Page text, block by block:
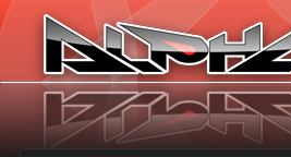
Panneau de gestion des cookies